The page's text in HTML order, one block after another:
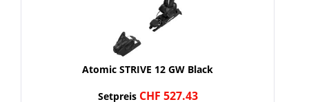
Atomic STRIVE 12 GW Black
Setpreis CHF 527.43